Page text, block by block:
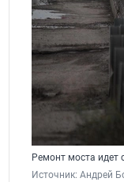
Ремонт моста идет
Источник: Андрей